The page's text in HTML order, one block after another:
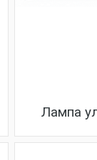
Лампа